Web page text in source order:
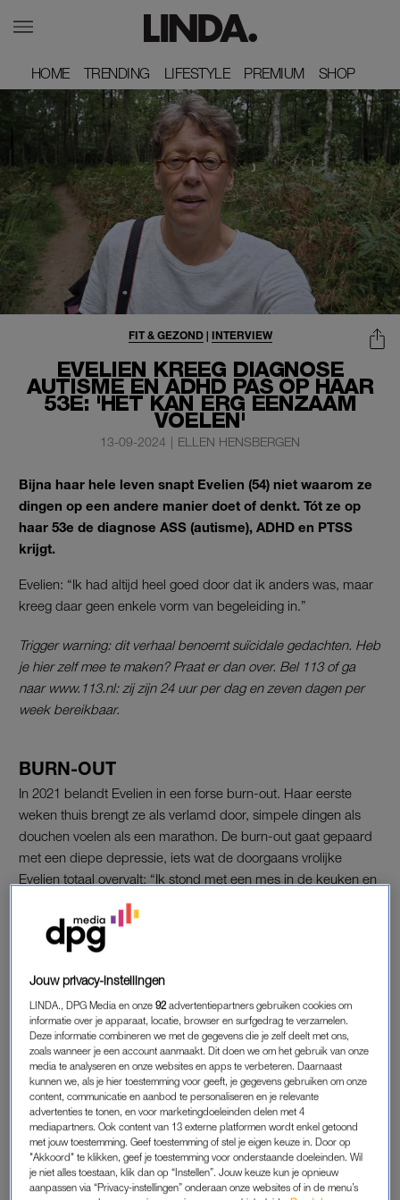
HOME
HOME TRENDING
TRENDING LIFESTYLE
LIFESTYLE PREMIUM
PREMIUM SHOP
SHOP
EVELIEN KREEG DIAGNOSE
AUTISME EN ADHD PAS OP HAAR
53E: 'HET KAN ERG EENZAAM
VOELEN'
FIT & GEZOND| INTERVIEW
13-09-2024 | ELLEN HENSBERGEN
Bijna haar hele leven snapt Evelien (54) niet waarom ze
dingen op een andere manier doet of denkt. Tót ze op
haar 53e de diagnose ASS (autisme), ADHD en PTSS
krijgt.
Evelien: “Ik had altijd heel goed door dat ik anders was, maar
kreeg daar geen enkele vorm van begeleiding in.”
Trigger warning: dit verhaal benoemt suïcidale gedachten. Heb
je hier zelf mee te maken? Praat er dan over. Bel 113 of ga
naar www.113.nl: zij zijn 24 uur per dag en zeven dagen per
week bereikbaar.
BURN-OUT
In 2021 belandt Evelien in een forse burn-out. Haar eerste
weken thuis brengt ze als verlamd door, simpele dingen als
douchen voelen als een marathon. De burn-out gaat gepaard
met een diepe depressie, iets wat de doorgaans vrolijke
Evelien totaal overvalt: “Ik stond met een mes in de keuken en
vroeg me af wat efficiënter zou zijn, steken of snijden. Zó ver
zakte ik weg. Gelukkig kwam het niet zo ver, maar ik heb
oprecht nog nooit zoiets heftigs meegemaakt.”
Ze vertelt dat een opeenstapeling van gebeurtenissen leidde
tot grote spanningen, die onder andere op de werkvloer tot
uiting kwamen. “Mijn hele leven heb ik dat al. Bij te veel
onduidelijkheid loop ik vast. Dan eindigt het in een conflict óf ik
loop weg en iedereen blijft in verwarring achter. Het
vermoeden van een autismespectrumstoornis bestond al wel,
maar het werd door omstandigheden nooit vastgesteld. Al die
jaren stapelde er van alles op, en dat kwam er nu dus allemaal
tegelijk uit.”
Jouw privacy-instellingen
LINDA., DPG Media en onze92 advertentiepartners gebruiken cookies om
informatie over je apparaat, locatie, browser en surfgedrag te verzamelen.
Deze informatie combineren we met de gegevens die je zelf deelt met ons,
zoals wanneer je een account aanmaakt. Dit doen we om het gebruik van onze
media te analyseren en onze websites en apps te verbeteren. Daarnaast
kunnen we, als je hier toestemming voor geeft, je gegevens gebruiken om onze
content, communicatie en aanbod te personaliseren en je relevante
advertenties te tonen, en voor marketingdoeleinden delen met 4
mediapartners. Ook content van 13 externe platformen wordt enkel getoond
met jouw toestemming. Geef toestemming of stel je eigen keuze in. Door op
"Akkoord" te klikken, geef je toestemming voor onderstaande doeleinden. Wil
je niet alles toestaan, klik dan op “Instellen”. Jouw keuze kun je opnieuw
aanpassen via “Privacy-instellingen” onderaan onze websites of in de menu’s